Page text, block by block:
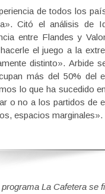
de todos los
Citó el análisis de
entre Flandes y
el juego a la
distinto». Arbide
más del 50% del
lo que ha sucedido
o no a los partidos de
espacios
La Cafetera se